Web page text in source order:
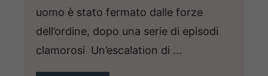
uomo è stato fermato dalle forze
dell’ordine, dopo una serie di episodi
clamorosi Un’escalation di ...